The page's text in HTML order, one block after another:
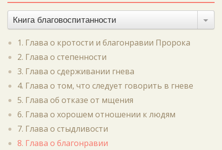
Книга благовоспитанности
1. Глава о кротости и благонравии Пророка
2. Глава о степенности
3. Глава о сдерживании гнева
4. Глава о том, что следует говорить в гневе
5. Глава об отказе от мщения
6. Глава о хорошем отношении к людям
7. Глава о стыдливости
8. Глава о благонравии